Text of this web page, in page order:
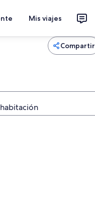
Mis viajes
Compartir